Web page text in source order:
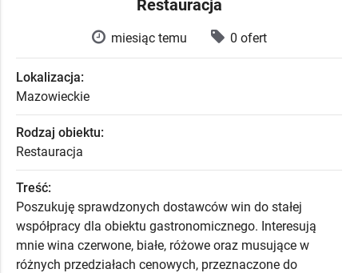
Restauracja
miesiąc temu 0 ofert
Lokalizacja:
Mazowieckie
Rodzaj obiektu:
Restauracja
Treść:
Poszukuję sprawdzonych dostawców win do stałej
współpracy dla obiektu gastronomicznego. Interesują
mnie wina czerwone, białe, różowe oraz musujące w
różnych przedziałach cenowych, przeznaczone do